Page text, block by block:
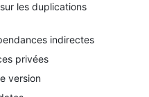
les duplications
indirectes
privées
version